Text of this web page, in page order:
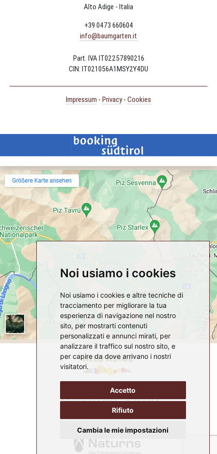
Noi usiamo i cookies
Noi usiamo i cookies e altre tecniche di
tracciamento per migliorare la tua
esperienza di navigazione nel nostro
sito, per mostrarti contenuti
personalizzati e annunci mirati, per
analizzare il traffico sul nostro sito, e
per capire da dove arrivano i nostri
visitatori.
Accetto
Rifiuto
Cambia le mie impostazioni
Alto Adige - Italia
+39 0473 660604
info@baumgarten.it
Part. IVA IT02257890216
CIN: IT021056A1MSY2Y4DU
Impressum - Privacy- Cookies